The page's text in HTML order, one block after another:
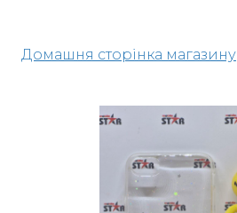
Домашня сторінка магазину